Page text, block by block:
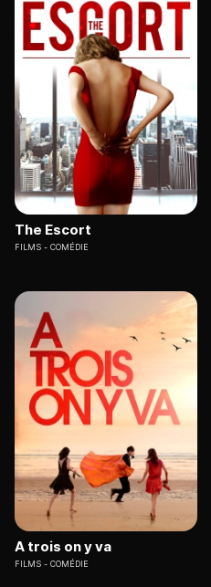
The Escort
FILMS COMÉDIE
A trois on y va
FILMS COMÉDIE